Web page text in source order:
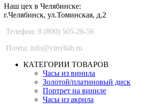
Наш цех в Челябинске:
г.Челябинск, ул.Томинская, д.2
Телефон: 8 (800) 505-26-56
Почта: info@vinyllab.ru
КАТЕГОРИИ ТОВАРОВ
Часы из винила
Золотой/платиновый диск
Портрет на виниле
Часы из акрила